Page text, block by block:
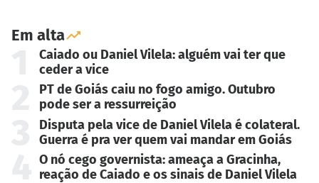
Em alta
Caiado ou Daniel Vilela: alguém vai ter que
ceder a vice
PT de Goiás caiu no fogo amigo. Outubro
pode ser a ressurreição
Disputa pela vice de Daniel Vilela é colateral.
Guerra é pra ver quem vai mandar em Goiás
O nó cego governista: ameaça a Gracinha,
reação de Caiado e os sinais de Daniel Vilela